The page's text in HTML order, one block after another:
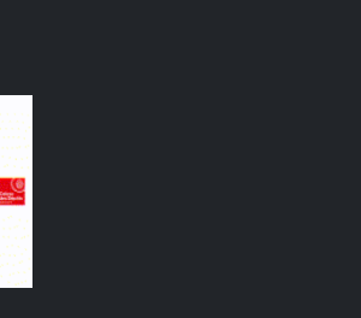
B Meubles
Commerce de détail
49 Rue Jeanne d'Arc
97420